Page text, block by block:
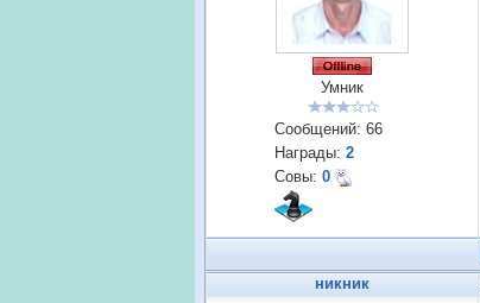
Умник
Сообщений: 66
Награды: 2
Совы: 0
никник